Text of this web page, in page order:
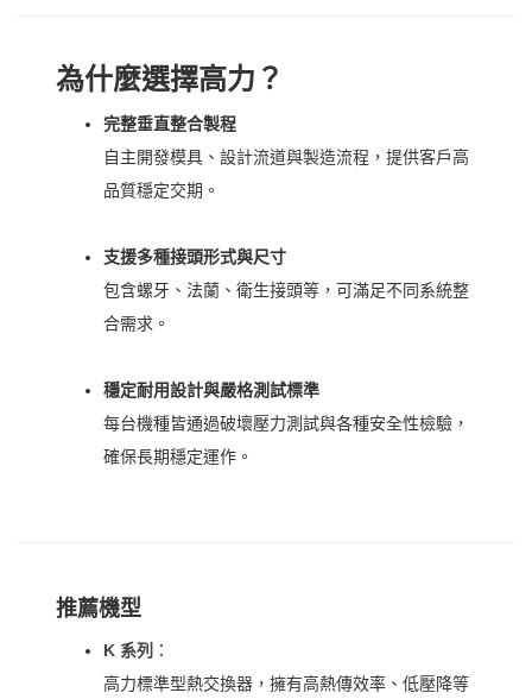
為什麼選擇高力？
完整垂直整合製程
自主開發模具、設計流道與製造流程，提供客戶高
品質穩定交期。
支援多種接頭形式與尺寸
包含螺牙、法蘭、衛生接頭等，可滿足不同系統整
合需求。
穩定耐用設計與嚴格測試標準
每台機種皆通過破壞壓力測試與各種安全性檢驗，
確保長期穩定運作。
推薦機型
K 系列
：
高力標準型熱交換器，擁有高熱傳效率、低壓降等